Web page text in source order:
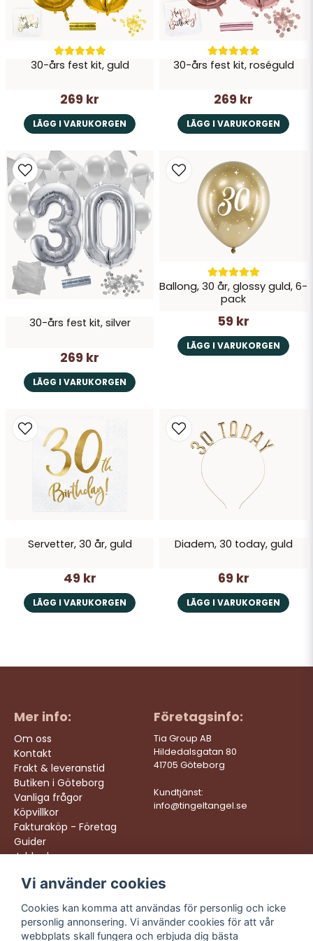
Perfekt för en elegant 30-årsfest
– passar
både hemma och i festlokal.
Lätt att använda
– ballonger och
dekorationer kan snabbt sättas upp för en
stilfull look.
Skicka fråga
30-års fest kit, guld
269 kr
LÄGG I VARUKORGEN
30-års fest kit, roséguld
269 kr
LÄGG I VARUKORGEN
30-års fest kit, silver
269 kr
LÄGG I VARUKORGEN
Ballong, 30 år, glossy guld, 6-
pack
59 kr
LÄGG I VARUKORGEN
Servetter, 30 år, guld
49 kr
LÄGG I VARUKORGEN
Diadem, 30 today, guld
69 kr
LÄGG I VARUKORGEN
Mer info:
Om oss
Kontakt
Frakt & leveranstid
Butiken i Göteborg
Vanliga frågor
Köpvillkor
Fakturaköp - Företag
Guider
Jobba hos oss
Företagsinfo:
Tia Group AB
Hildedalsgatan 80
41705 Göteborg
Kundtjänst:
info@tingeltangel.se
Följ oss:
Instagram
Facebook
Vi levererar:
Snabba leveranser
Trygga köp
Fri frakt över 499:-
Vi använder cookies
Cookies kan komma att användas för personlig och icke
personlig annonsering. Vi använder cookies för att vår
webbplats skall fungera och erbjuda dig bästa